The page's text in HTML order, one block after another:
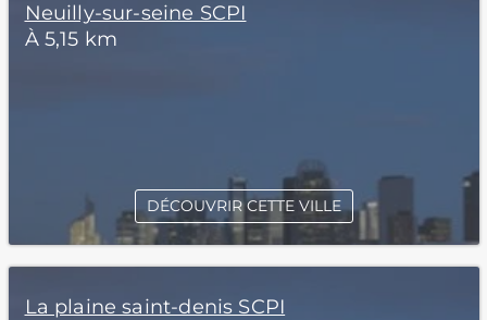
Neuilly-sur-seine SCPI
À 5,15 km
DÉCOUVRIR CETTE VILLE
La plaine saint-denis SCPI